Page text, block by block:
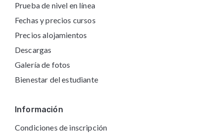
Prueba de nivel en línea
Fechas y precios cursos
Precios alojamientos
Descargas
Galería de fotos
Bienestar del estudiante
Información
Condiciones de inscripción